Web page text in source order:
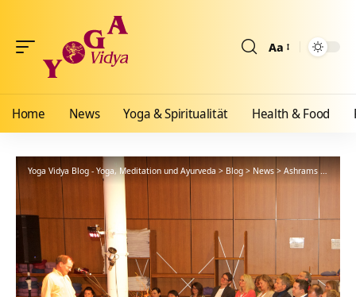
Aa
Home News Yoga & Spiritualität Health & Food
Yoga Vidya Blog - Yoga, Meditation und Ayurveda>Blog>News>Ashrams> Bad